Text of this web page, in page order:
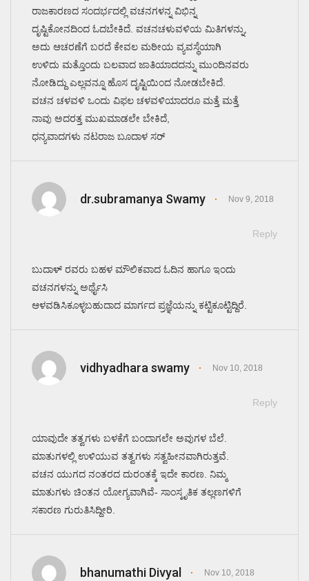
ರಾಜಕಾರಣದ ಸಂದರ್ಭದಲ್ಲಿ ವಚನಗಳನ್ನ ವಿಭಿನ್ನ
ದೃಷ್ಟಿಕೋನದಿಂದ ಓದಬೇಕಿದೆ. ವಚನಚಳುವಳಿಯ ಮಿತಿಗಳನ್ನು,
ಅದು ಆಚರಣೆಗೆ ಬರದೆ ಕೇವಲ ಮಠೀಯ ವ್ಯವಸ್ಥೆಯಾಗಿ
ಉಳಿದು ಮತ್ತೊಂದು ಬಲವಾದ ಜಾತಿಯಾದದನ್ನು ಮುಂದಿನವರು
ನೋಡಿದ್ದು ಎಲ್ಲವನ್ನೂ ಹೊಸ ದೃಷ್ಟಿಯಿಂದ ನೋಡಬೇಕಿದೆ.
ವಚನ ಚಳವಳಿ ಒಂದು ವಿಫಲ ಚಳವಳಿಯಾದರೂ ಮತ್ತೆ ಮತ್ತೆ
ನಾವು ಅದರತ್ತ ಮುಖಮಾಡಲೇ ಬೇಕಿದೆ,
ಧನ್ಯವಾದಗಳು ನಟರಾಜ ಬೂದಾಳ ಸರ್
dr.subramanya Swamy Nov 9, 2018
Reply
ಬುದಾಳ್ ರವರು ಬಹಳ ಮೌಲಿಕವಾದ ಓದಿನ ಹಾಗೂ ಇಂದು
ವಚನಗಳನ್ನು ಅರ್ಥೈಸಿ
ಆಳವಡಿಸಿಕೂಳ್ಳಬಹುದಾದ ಮಾರ್ಗದ ಪ್ರಜ್ಞೆಯನ್ನು ಕಟ್ಟಿಕೂಟ್ಟಿದ್ದಿರೆ.
vidhyadhara swamy Nov 10, 2018
Reply
ಯಾವುದೇ ತತ್ವಗಳು ಬಳಕೆಗೆ ಬಂದಾಗಲೇ ಅವುಗಳ ಬೆಲೆ.
ಮಾತುಗಳಲ್ಲಿ ಉಳಿಯುವ ತತ್ವಗಳು ಸತ್ವಹೀನವಾಗಿರುತ್ತವೆ.
ವಚನ ಯುಗದ ನಂತರದ ದುರಂತಕ್ಕೆ ಇದೇ ಕಾರಣ. ನಿಮ್ಮ
ಮಾತುಗಳು ಚಿಂತನ ಯೋಗ್ಯವಾಗಿವೆ- ಸಾಂಸ್ಕೃತಿಕ ತಲ್ಲಣಗಳಿಗೆ
ಸಕಾರಣ ಗುರುತಿಸಿದ್ದೀರಿ.
bhanumathi Divyal Nov 10, 2018